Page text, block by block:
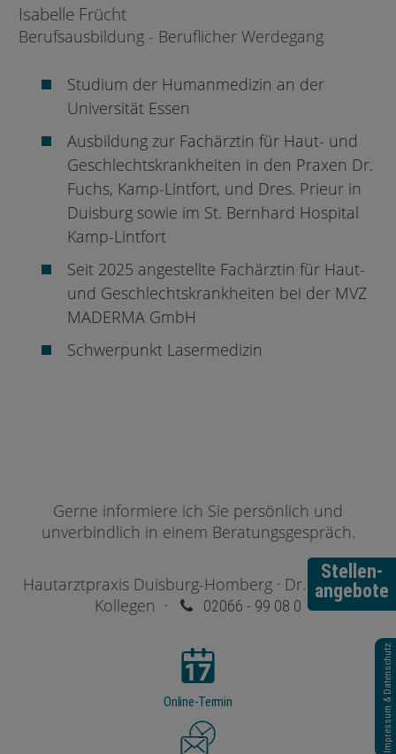
Impressum & Datenschutz
Stellen-
angebote
Isabelle Frücht
Berufsausbildung - Beruflicher Werdegang
Studium der Humanmedizin an der
Universität Essen
Ausbildung zur Fachärztin für Haut- und
Geschlechtskrankheiten in den Praxen Dr.
Fuchs, Kamp-Lintfort, und Dres. Prieur in
Duisburg sowie im St. Bernhard Hospital
Kamp-Lintfort
Seit 2025 angestellte Fachärztin für Haut-
und Geschlechtskrankheiten bei der MVZ
MADERMA GmbH
Schwerpunkt Lasermedizin
Gerne informiere ich Sie persönlich und
unverbindlich in einem Beratungsgespräch.
Hautarztpraxis Duisburg-Homberg · Dr. Mader &
Kollegen ·
02066 - 99 08 0
Online-Termin